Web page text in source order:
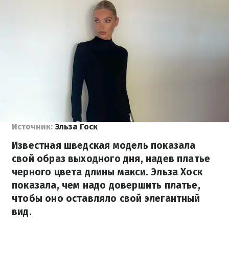
Источник: Эльза Госк
Известная шведская модель показала
свой образ выходного дня, надев платье
черного цвета длины макси. Эльза Хоск
показала, чем надо довершить платье,
чтобы оно оставляло свой элегантный
вид.